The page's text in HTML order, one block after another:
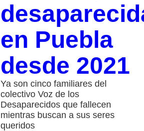
en Puebla
desde 2021
Ya son cinco familiares del
colectivo Voz de los
Desaparecidos que fallecen
mientras buscan a sus seres
queridos